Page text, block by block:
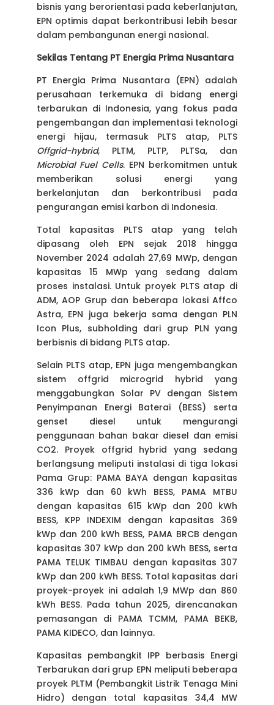
bisnis yang berorientasi pada keberlanjutan,
EPN optimis dapat berkontribusi lebih besar
dalam pembangunan energi nasional.
Sekilas Tentang PT Energia Prima Nusantara
PT Energia Prima Nusantara (EPN) adalah
perusahaan terkemuka di bidang energi
terbarukan di Indonesia, yang fokus pada
pengembangan dan implementasi teknologi
energi hijau, termasuk PLTS atap, PLTS
Offgrid-hybrid, PLTM, PLTP, PLTSa, dan
Microbial Fuel Cells. EPN berkomitmen untuk
memberikan solusi energi yang
berkelanjutan dan berkontribusi pada
pengurangan emisi karbon di Indonesia.
Total kapasitas PLTS atap yang telah
dipasang oleh EPN sejak 2018 hingga
November 2024 adalah 27,69 MWp, dengan
kapasitas 15 MWp yang sedang dalam
proses instalasi. Untuk proyek PLTS atap di
ADM, AOP Grup dan beberapa lokasi Affco
Astra, EPN juga bekerja sama dengan PLN
Icon Plus, subholding dari grup PLN yang
berbisnis di bidang PLTS atap.
Selain PLTS atap, EPN juga mengembangkan
sistem offgrid microgrid hybrid yang
menggabungkan Solar PV dengan Sistem
Penyimpanan Energi Baterai (BESS) serta
genset diesel untuk mengurangi
penggunaan bahan bakar diesel dan emisi
CO2. Proyek offgrid hybrid yang sedang
berlangsung meliputi instalasi di tiga lokasi
Pama Grup: PAMA BAYA dengan kapasitas
336 kWp dan 60 kWh BESS, PAMA MTBU
dengan kapasitas 615 kWp dan 200 kWh
BESS, KPP INDEXIM dengan kapasitas 369
kWp dan 200 kWh BESS, PAMA BRCB dengan
kapasitas 307 kWp dan 200 kWh BESS, serta
PAMA TELUK TIMBAU dengan kapasitas 307
kWp dan 200 kWh BESS. Total kapasitas dari
proyek-proyek ini adalah 1,9 MWp dan 860
kWh BESS. Pada tahun 2025, direncanakan
pemasangan di PAMA TCMM, PAMA BEKB,
PAMA KIDECO, dan lainnya.
Kapasitas pembangkit IPP berbasis Energi
Terbarukan dari grup EPN meliputi beberapa
proyek PLTM (Pembangkit Listrik Tenaga Mini
Hidro) dengan total kapasitas 34,4 MW